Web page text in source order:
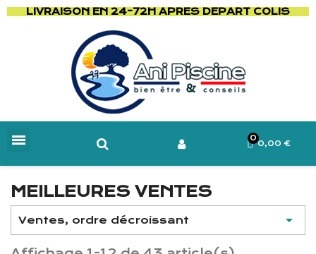
LIVRAISON EN 24-72H APRES DEPART COLIS
0,00 €
MEILLEURES VENTES
Ventes, ordre décroissant 